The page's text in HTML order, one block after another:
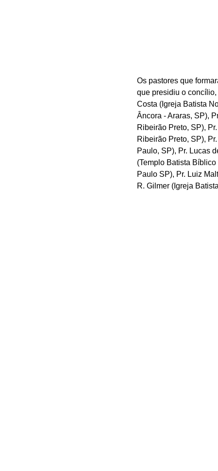
Os pastores que
que presidiu o
Costa (Igreja Batista
Âncora - Araras, SP),
Ribeirão Preto, SP),
Ribeirão Preto, SP),
Paulo, SP), Pr. Lucas
(Templo Batista
Paulo SP), Pr. Luiz
R. Gilmer (Igreja